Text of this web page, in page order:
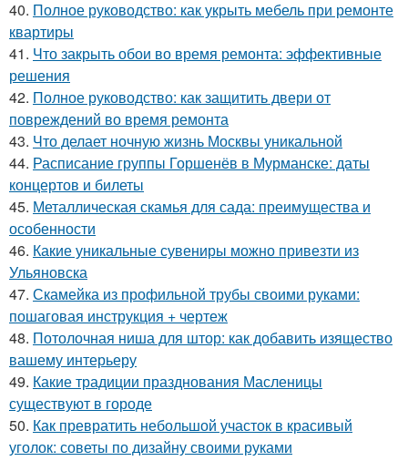
40. Полное руководство: как укрыть мебель при ремонте
квартиры
41. Что закрыть обои во время ремонта: эффективные
решения
42. Полное руководство: как защитить двери от
повреждений во время ремонта
43. Что делает ночную жизнь Москвы уникальной
44. Расписание группы Горшенёв в Мурманске: даты
концертов и билеты
45. Металлическая скамья для сада: преимущества и
особенности
46. Какие уникальные сувениры можно привезти из
Ульяновска
47. Скамейка из профильной трубы своими руками:
пошаговая инструкция + чертеж
48. Потолочная ниша для штор: как добавить изящество
вашему интерьеру
49. Какие традиции празднования Масленицы
существуют в городе
50. Как превратить небольшой участок в красивый
уголок: советы по дизайну своими руками